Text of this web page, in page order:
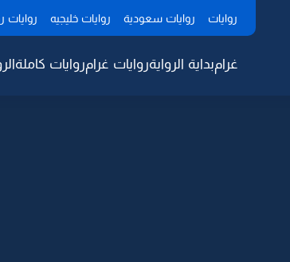
روايات روايات سعودية روايات خليجيه روايات
غرامبداية الروايةروايات غرامروايات كاملة